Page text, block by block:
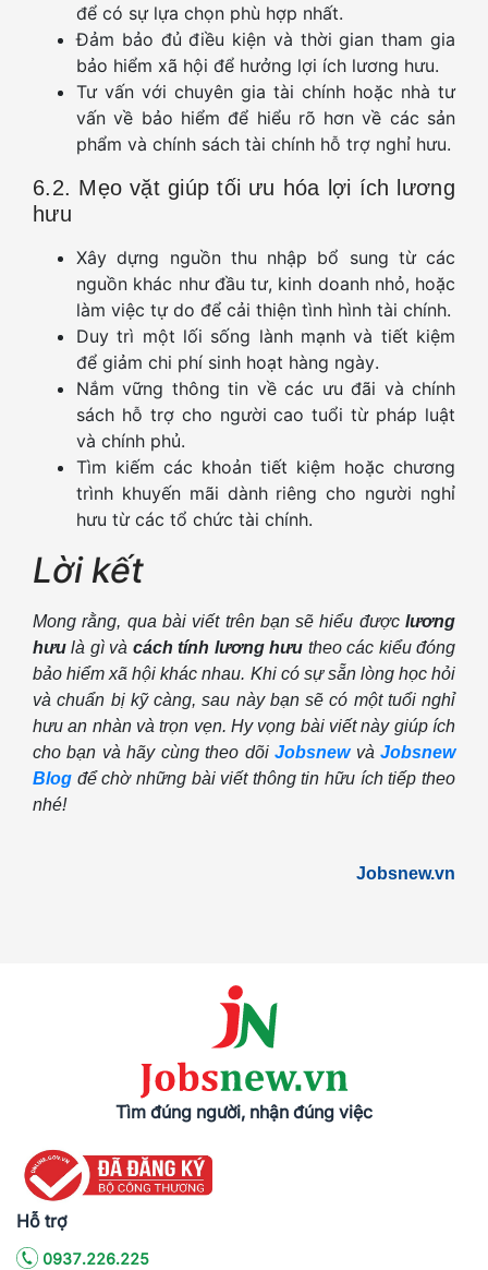
để có sự lựa chọn phù hợp nhất.
Đảm bảo đủ điều kiện và thời gian tham gia
bảo hiểm xã hội để hưởng lợi ích lương hưu.
Tư vấn với chuyên gia tài chính hoặc nhà tư
vấn về bảo hiểm để hiểu rõ hơn về các sản
phẩm và chính sách tài chính hỗ trợ nghỉ hưu.
6.2. Mẹo vặt giúp tối ưu hóa lợi ích lương
hưu
Xây dựng nguồn thu nhập bổ sung từ các
nguồn khác như đầu tư, kinh doanh nhỏ, hoặc
làm việc tự do để cải thiện tình hình tài chính.
Duy trì một lối sống lành mạnh và tiết kiệm
để giảm chi phí sinh hoạt hàng ngày.
Nắm vững thông tin về các ưu đãi và chính
sách hỗ trợ cho người cao tuổi từ pháp luật
và chính phủ.
Tìm kiếm các khoản tiết kiệm hoặc chương
trình khuyến mãi dành riêng cho người nghỉ
hưu từ các tổ chức tài chính.
Lời kết
Mong rằng, qua bài viết trên bạn sẽ hiểu được lương
hưu là gì và cách tính lương hưu theo các kiểu đóng
bảo hiểm xã hội khác nhau. Khi có sự sẵn lòng học hỏi
và chuẩn bị kỹ càng, sau này bạn sẽ có một tuổi nghỉ
hưu an nhàn và trọn vẹn. Hy vọng bài viết này giúp ích
cho bạn và hãy cùng theo dõi Jobsnewvà Jobsnew
Blog để chờ những bài viết thông tin hữu ích tiếp theo
nhé!
Jobsnew.vn
Tìm đúng người, nhận đúng việc
Hỗ trợ
0937.226.225